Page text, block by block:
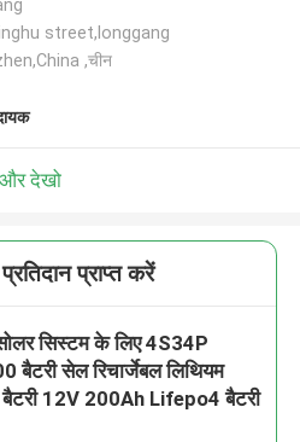
street,longgang
,चीन
और देखो
प्राप्त करें
सिस्टम के लिए 4S34P
बैटरी सेल रिचार्जेबल लिथियम
12V 200Ah Lifepo4 बैटरी